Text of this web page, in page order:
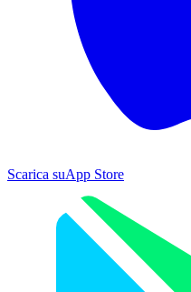
Scarica suApp Store